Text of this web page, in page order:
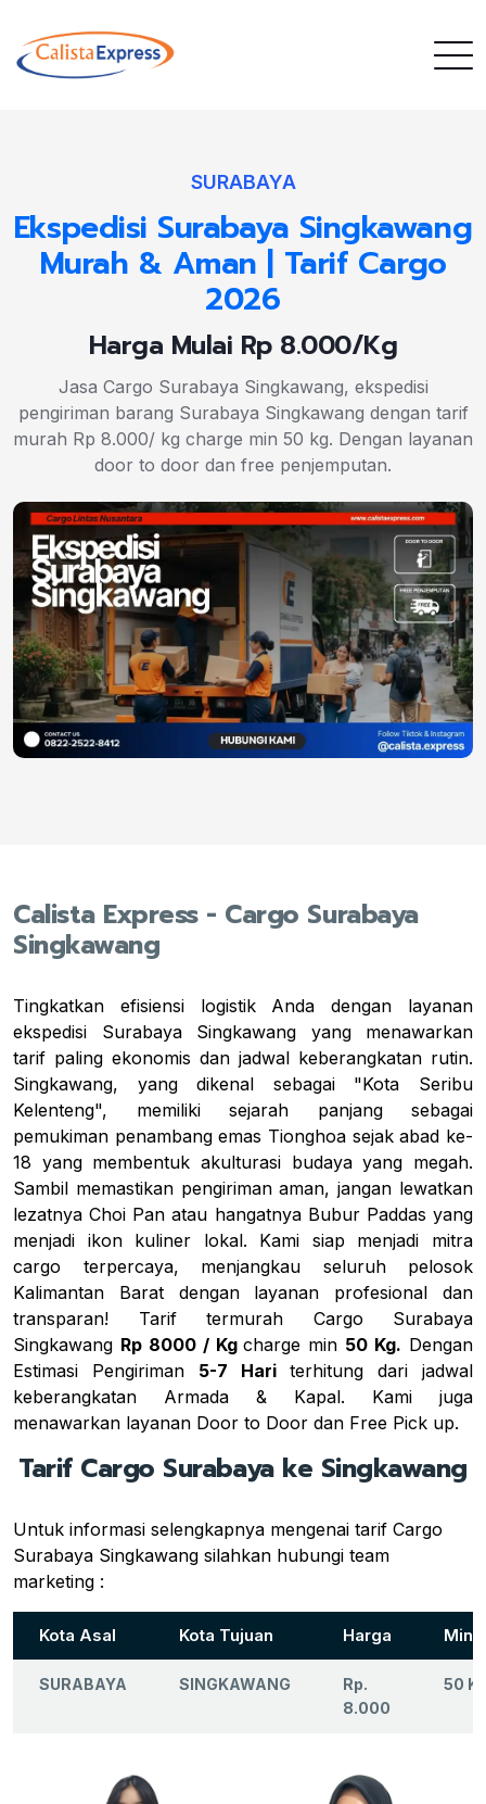
SURABAYA
Ekspedisi Surabaya Singkawang
Murah & Aman | Tarif Cargo
2026
Harga Mulai Rp 8.000/Kg
Jasa Cargo Surabaya Singkawang, ekspedisi
pengiriman barang Surabaya Singkawang dengan tarif
murah Rp 8.000/ kg charge min 50 kg. Dengan layanan
door to door dan free penjemputan.
Calista Express - Cargo Surabaya
Singkawang
Tingkatkan efisiensi logistik Anda dengan layanan
ekspedisi Surabaya Singkawang yang menawarkan
tarif paling ekonomis dan jadwal keberangkatan rutin.
Singkawang, yang dikenal sebagai "Kota Seribu
Kelenteng", memiliki sejarah panjang sebagai
pemukiman penambang emas Tionghoa sejak abad ke-
18 yang membentuk akulturasi budaya yang megah.
Sambil memastikan pengiriman aman, jangan lewatkan
lezatnya Choi Pan atau hangatnya Bubur Paddas yang
menjadi ikon kuliner lokal. Kami siap menjadi mitra
cargo terpercaya, menjangkau seluruh pelosok
Kalimantan Barat dengan layanan profesional dan
transparan! Tarif termurah Cargo Surabaya
Singkawang Rp 8000 / Kgcharge min 50 Kg. Dengan
Estimasi Pengiriman 5-7 Hariterhitung dari jadwal
keberangkatan Armada & Kapal. Kami juga
menawarkan layanan Door to Door dan Free Pick up.
Tarif Cargo Surabaya ke Singkawang
Untuk informasi selengkapnya mengenai tarif Cargo
Surabaya Singkawang silahkan hubungi team
marketing :
Kota Asal Kota Tujuan Harga
SURABAYA SINGKAWANG
Rp.
8.000
50 Kg